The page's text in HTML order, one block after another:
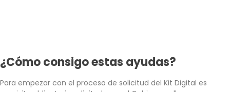
¿Cómo consigo estas ayudas?
Para empezar con el proceso de solicitud del Kit Digital es